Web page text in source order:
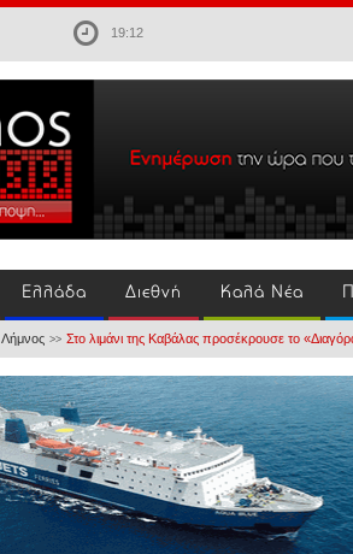
19:12
Ελλάδα Διεθνή Καλά Νέα
Λήμνος >> Στο λιμάνι της Καβάλας προσέκρουσε το